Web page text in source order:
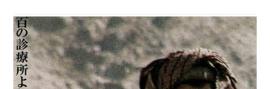
卒業生の皆様へ